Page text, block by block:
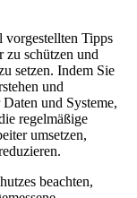
vorgestellten Tipps
zu schützen und
setzen. Indem Sie
und
und Systeme,
regelmäßige
umsetzen,
beachten,